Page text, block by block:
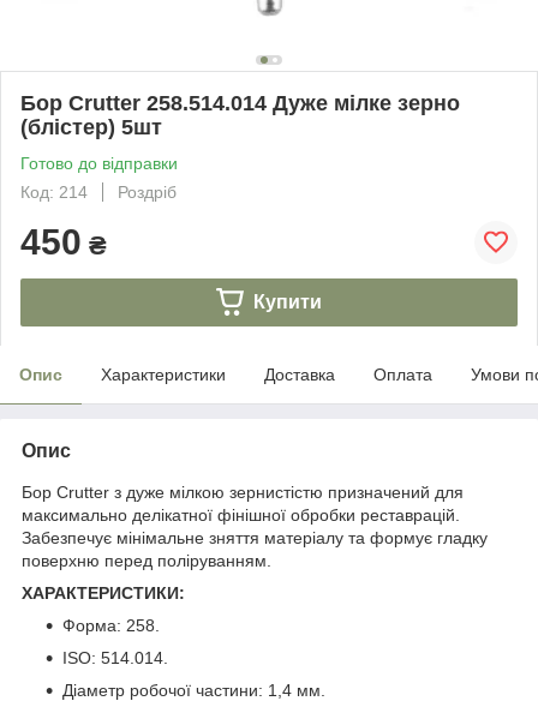
Бор Crutter 258.514.014 Дуже мілке зерно
(блістер) 5шт
Готово до відправки
Код: 214
Роздріб
450 ₴
Купити
Опис Характеристики Доставка Оплата Умови
Опис
Бор Crutter з дуже мілкою зернистістю призначений для
максимально делікатної фінішної обробки реставрацій.
Забезпечує мінімальне зняття матеріалу та формує гладку
поверхню перед поліруванням.
ХАРАКТЕРИСТИКИ:
Форма: 258.
ISO: 514.014.
Діаметр робочої частини: 1,4 мм.